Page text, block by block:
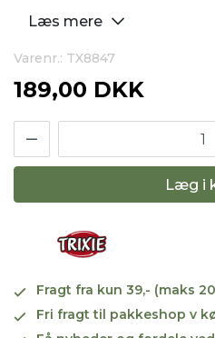
Læs mere
Varenr.: TX8847
189,00 DKK
Læg i
Fragt fra kun 39,- (maks
Fri fragt til pakkeshop v